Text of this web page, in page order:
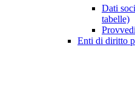
Dati
tabelle)
Enti di diritto